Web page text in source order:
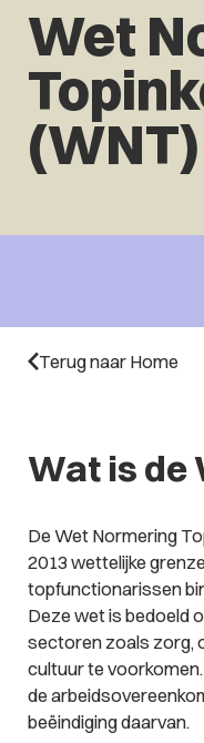
Wet
(WNT)
Terug naar Home
Wat is de
De Wet Normering
2013 wettelijke
topfunctionarissen
Deze wet is bedoeld
sectoren zoals zorg,
cultuur te
de
beëindiging daarvan.